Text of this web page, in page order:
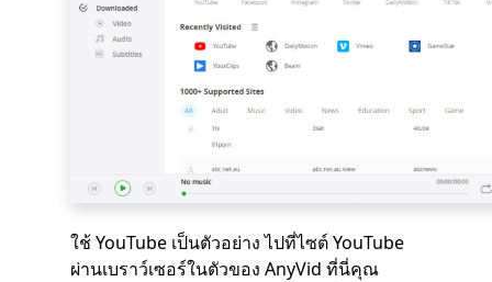
ใช้ YouTube เป็นตัวอย่าง ไปที่ไซต์ YouTube
ผ่านเบราว์เซอร์ในตัวของ AnyVid ที่นี่คุณ